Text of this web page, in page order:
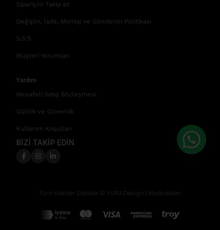
Siparişini Takip et
Değişim, İade, Montaj ve Gönderim Politikası
S.S.S
Müşteri Yorumları
Yardım
Mesafeli Satış Sözleşmesi
Gizlilik ve Güvenlik
Kullanım Koşulları
BİZİ TAKİP EDİN
Tüm Hakları Saklıdır © YURU Design | Medyaikon